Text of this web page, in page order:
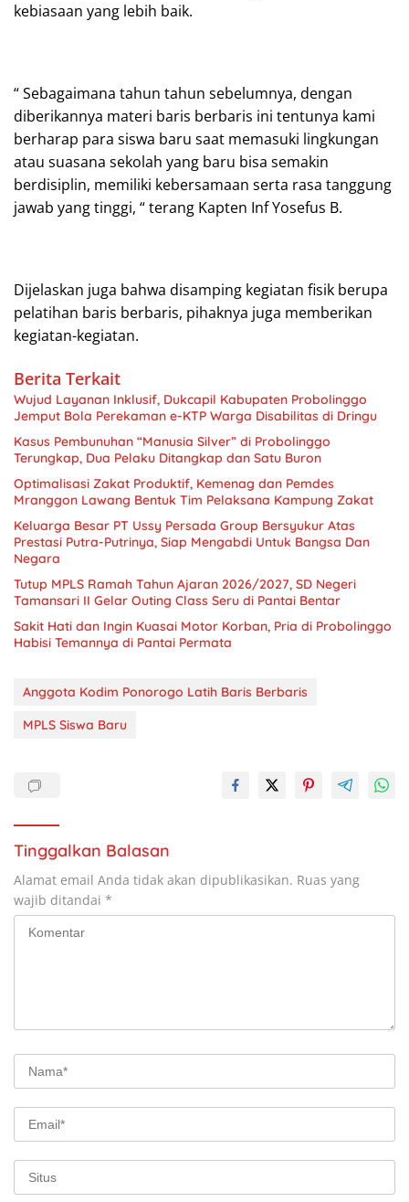
kebiasaan yang lebih baik.
“ Sebagaimana tahun tahun sebelumnya, dengan
diberikannya materi baris berbaris ini tentunya kami
berharap para siswa baru saat memasuki lingkungan
atau suasana sekolah yang baru bisa semakin
berdisiplin, memiliki kebersamaan serta rasa tanggung
jawab yang tinggi, “ terang Kapten Inf Yosefus B.
Dijelaskan juga bahwa disamping kegiatan fisik berupa
pelatihan baris berbaris, pihaknya juga memberikan
kegiatan-kegiatan.
Berita Terkait
Wujud Layanan Inklusif, Dukcapil Kabupaten Probolinggo
Jemput Bola Perekaman e-KTP Warga Disabilitas di Dringu
Kasus Pembunuhan “Manusia Silver” di Probolinggo
Terungkap, Dua Pelaku Ditangkap dan Satu Buron
Optimalisasi Zakat Produktif, Kemenag dan Pemdes
Mranggon Lawang Bentuk Tim Pelaksana Kampung Zakat
Keluarga Besar PT Ussy Persada Group Bersyukur Atas
Prestasi Putra-Putrinya, Siap Mengabdi Untuk Bangsa Dan
Negara
Tutup MPLS Ramah Tahun Ajaran 2026/2027, SD Negeri
Tamansari II Gelar Outing Class Seru di Pantai Bentar
Sakit Hati dan Ingin Kuasai Motor Korban, Pria di Probolinggo
Habisi Temannya di Pantai Permata
Anggota Kodim Ponorogo Latih Baris Berbaris
MPLS Siswa Baru
Tinggalkan Balasan
Alamat email Anda tidak akan dipublikasikan. Ruas yang
wajib ditandai *